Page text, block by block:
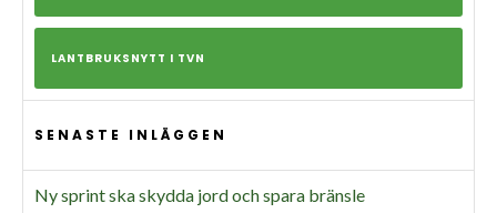
LANTBRUKSNYTT I TVN
SENASTE INLÄGGEN
Ny sprint ska skydda jord och spara bränsle